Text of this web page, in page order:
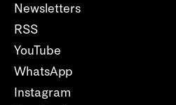
Newsletters
RSS
YouTube
WhatsApp
Instagram